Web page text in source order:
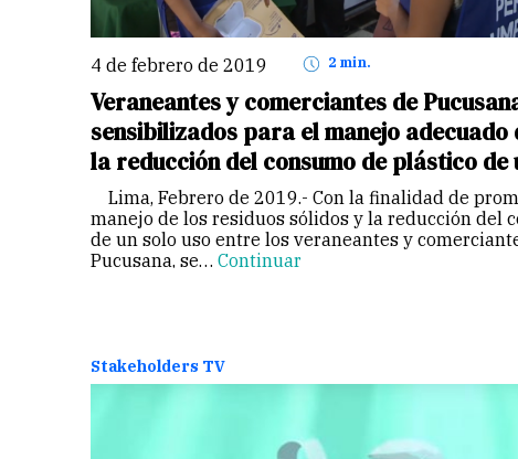
4 de febrero de 2019 2 min.
Veraneantes y comerciantes de
sensibilizados para el manejo adecuado
la reducción del consumo de plástico de
Lima, Febrero de 2019.- Con la finalidad de
manejo de los residuos sólidos y la reducción del
de un solo uso entre los veraneantes y
Pucusana, se… Continuar
Stakeholders TV